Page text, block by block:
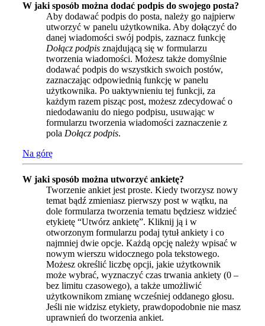
W jaki sposób można dodać podpis do swojego posta?
Aby dodawać podpis do posta, należy go najpierw
utworzyć w panelu użytkownika. Aby dołączyć do
danej wiadomości swój podpis, zaznacz funkcję
Dołącz podpis znajdującą się w formularzu
tworzenia wiadomości. Możesz także domyślnie
dodawać podpis do wszystkich swoich postów,
zaznaczając odpowiednią funkcję w panelu
użytkownika. Po uaktywnieniu tej funkcji, za
każdym razem pisząc post, możesz zdecydować o
niedodawaniu do niego podpisu, usuwając w
formularzu tworzenia wiadomości zaznaczenie z
pola Dołącz podpis.
Na górę
W jaki sposób można utworzyć ankietę?
Tworzenie ankiet jest proste. Kiedy tworzysz nowy
temat bądź zmieniasz pierwszy post w wątku, na
dole formularza tworzenia tematu będziesz widzieć
etykietę “Utwórz ankietę”. Kliknij ją i w
otworzonym formularzu podaj tytuł ankiety i co
najmniej dwie opcje. Każdą opcję należy wpisać w
nowym wierszu widocznego pola tekstowego.
Możesz określić liczbę opcji, jakie użytkownik
może wybrać, wyznaczyć czas trwania ankiety (0 –
bez limitu czasowego), a także umożliwić
użytkownikom zmianę wcześniej oddanego głosu.
Jeśli nie widzisz etykiety, prawdopodobnie nie masz
uprawnień do tworzenia ankiet.